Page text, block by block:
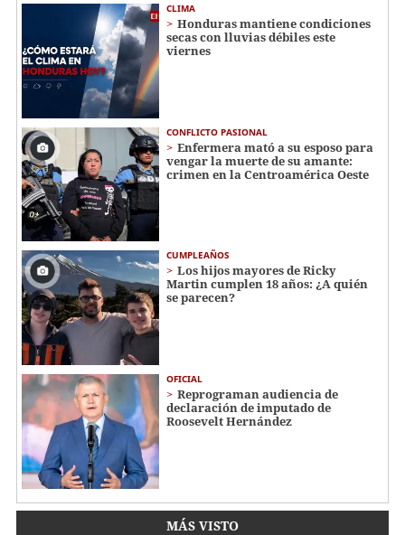
CLIMA
Honduras mantiene condiciones
secas con lluvias débiles este
viernes
CONFLICTO PASIONAL
Enfermera mató a su esposo para
vengar la muerte de su amante:
crimen en la Centroamérica Oeste
CUMPLEAÑOS
Los hijos mayores de Ricky
Martin cumplen 18 años: ¿A quién
se parecen?
OFICIAL
Reprograman audiencia de
declaración de imputado de
Roosevelt Hernández
MÁS VISTO